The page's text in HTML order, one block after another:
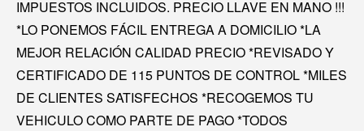
IMPUESTOS INCLUIDOS. PRECIO LLAVE EN MANO !!!
*LO PONEMOS FÁCIL ENTREGA A DOMICILIO *LA
MEJOR RELACIÓN CALIDAD PRECIO *REVISADO Y
CERTIFICADO DE 115 PUNTOS DE CONTROL *MILES
DE CLIENTES SATISFECHOS *RECOGEMOS TU
VEHICULO COMO PARTE DE PAGO *TODOS